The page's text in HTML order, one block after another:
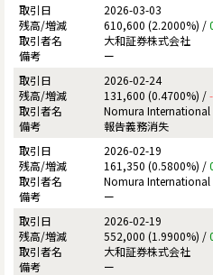
2026-03-03
610,600 (2.2000%) /
大和証券株式会社
ー
2026-02-24
131,600 (0.4700%) /
Nomura
報告義務消失
2026-02-19
161,350 (0.5800%) /
Nomura
ー
2026-02-19
552,000 (1.9900%) /
大和証券株式会社
ー